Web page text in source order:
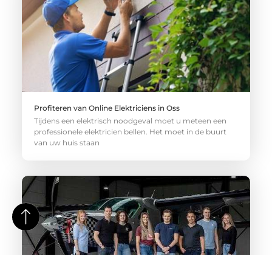
Profiteren van Online Elektriciens in Oss
Tijdens een elektrisch noodgeval moet u meteen een
professionele elektricien bellen. Het moet in de buurt
van uw huis staan